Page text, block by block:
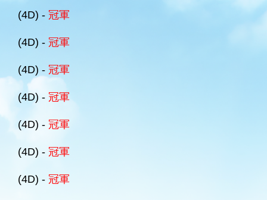
(4D) - 冠軍
(4D) - 冠軍
(4D) - 冠軍
(4D) - 冠軍
(4D) - 冠軍
(4D) - 冠軍
(4D) - 冠軍